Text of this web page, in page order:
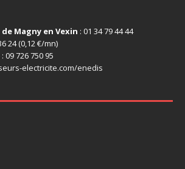
Magny en Vexin : 01 34 79 44 44
24 (0,12 €/mn)
: 09 726 750 95
electricite.com/enedis